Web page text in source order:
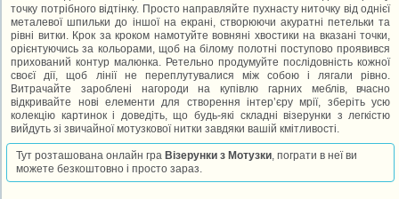
точку потрібного відтінку. Просто направляйте пухнасту ниточку від однієї
металевої шпильки до іншої на екрані, створюючи акуратні петельки та
рівні витки. Крок за кроком намотуйте вовняні хвостики на вказані точки,
орієнтуючись за кольорами, щоб на білому полотні поступово проявився
прихований контур малюнка. Ретельно продумуйте послідовність кожної
своєї дії, щоб лінії не переплутувалися між собою і лягали рівно.
Витрачайте зароблені нагороди на купівлю гарних меблів, вчасно
відкривайте нові елементи для створення інтер’єру мрії, зберіть усю
колекцію картинок і доведіть, що будь-які складні візерунки з легкістю
вийдуть зі звичайної мотузкової нитки завдяки вашій кмітливості.
Тут розташована онлайн гра Візерунки з Мотузки, пограти в неї ви
можете безкоштовно і просто зараз.